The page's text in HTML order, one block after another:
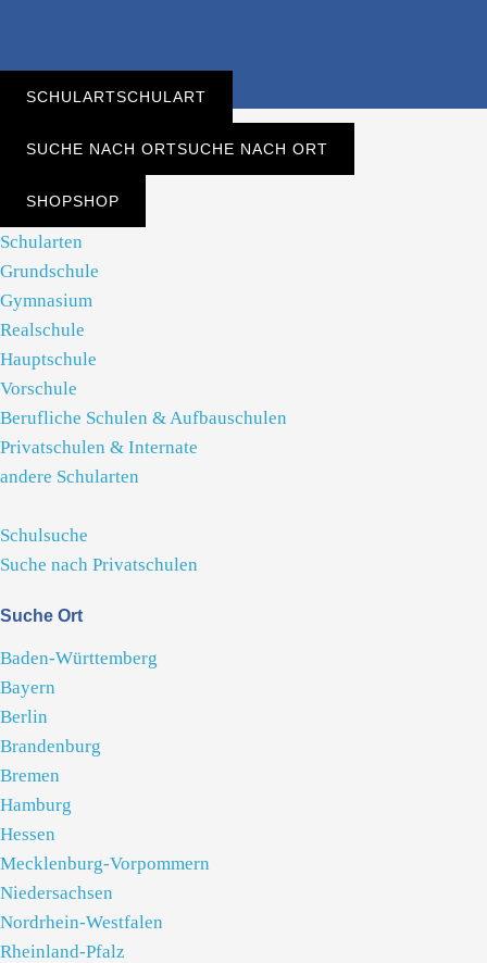
SCHULARTSCHULART
SUCHE NACH ORTSUCHE NACH ORT
SHOPSHOP
Schularten
Grundschule
Gymnasium
Realschule
Hauptschule
Vorschule
Berufliche Schulen & Aufbauschulen
Privatschulen & Internate
andere Schularten
Schulsuche
Suche nach Privatschulen
Suche Ort
Baden-Württemberg
Bayern
Berlin
Brandenburg
Bremen
Hamburg
Hessen
Mecklenburg-Vorpommern
Niedersachsen
Nordrhein-Westfalen
Rheinland-Pfalz